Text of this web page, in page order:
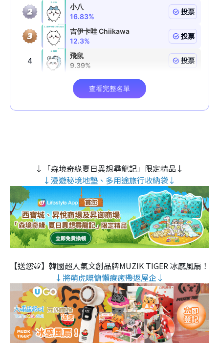
↓「森境奇緣夏日異想尋龍記」限定精品↓
↓漫遊秘境地墊、多用途旅行收納袋↓
【送您🐯】韓國超人氣文創品牌MUZIK TIGER 冰感風扇！
↓將萌虎嘅慵懶療癒帶返屋企↓